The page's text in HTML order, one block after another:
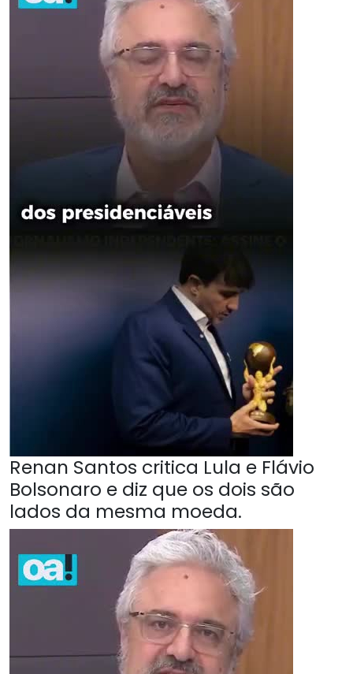
Renan Santos critica Lula e Flávio
Bolsonaro e diz que os dois são
lados da mesma moeda.